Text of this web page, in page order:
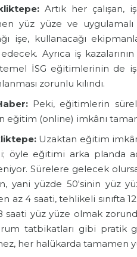
Artık her çalışan,
yüz yüze ve
işe, kullanacağı
Ayrıca iş
temel İSG eğitimlerinin de
zorunlu kılındı.
Peki, eğitimlerin
eğitim (online) imkânı
Uzaktan eğitim
öyle eğitimi arka planda
Sürelere gelecek
yani yüzde 50'sinin yüz
az 4 saati, tehlikeli sınıfta
saati yüz yüze olmak
tatbikatları gibi pratik
her halükarda tamamen